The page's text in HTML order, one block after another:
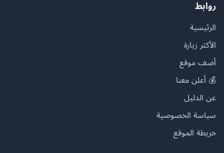
روابط
الرئيسية
الأكثر زيارة
أضف موقع
💰 أعلن معنا
عن الدليل
سياسة الخصوصية
خريطة الموقع